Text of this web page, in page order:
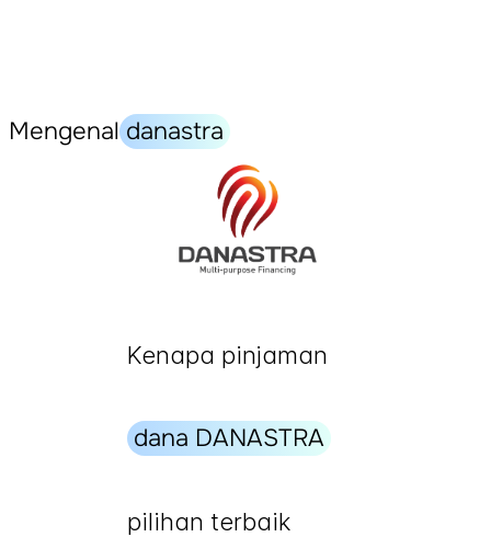
Mengenal danastra
Kenapa pinjaman
dana DANASTRA
pilihan terbaik